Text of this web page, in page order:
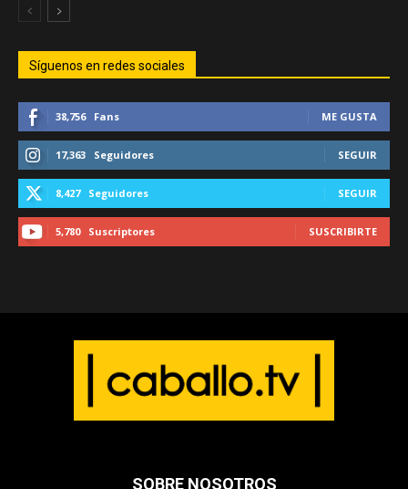
Síguenos en redes sociales
38,756 Fans ME GUSTA
17,363 Seguidores SEGUIR
8,427 Seguidores SEGUIR
5,780 Suscriptores SUSCRIBIRTE
SOBRE NOSOTROS